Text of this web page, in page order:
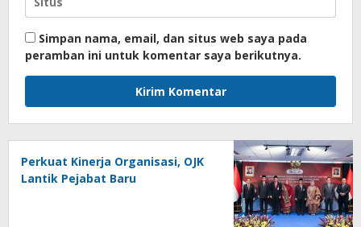
Simpan nama, email, dan situs web saya pada
peramban ini untuk komentar saya berikutnya.
Perkuat Kinerja Organisasi, OJK
Lantik Pejabat Baru